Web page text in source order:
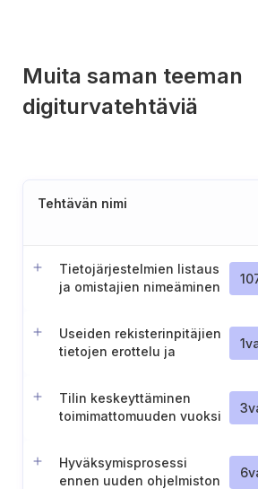
Muita saman teeman
digiturvatehtäviä
Tehtävän nimi
Tietojärjestelmien listaus
ja omistajien nimeäminen
Useiden rekisterinpitäjien
tietojen erottelu ja
1
Tilin keskeyttäminen
toimimattomuuden vuoksi
3
Hyväksymisprosessi
ennen uuden ohjelmiston
6